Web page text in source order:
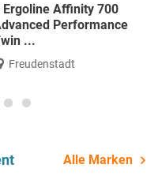
Ergoline Affinity 700
Performance
...
Freudenstadt
Alle Marken